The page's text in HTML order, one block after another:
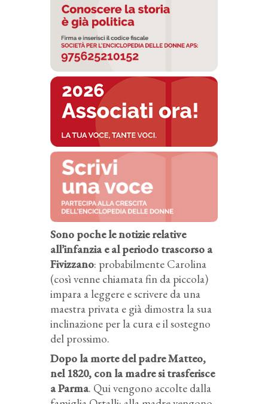
Sono poche le notizie relative
all’infanzia e al periodo trascorso a
Fivizzano: probabilmente Carolina
(così venne chiamata fin da piccola)
impara a leggere e scrivere da una
maestra privata e già dimostra la sua
inclinazione per la cura e il sostegno
del prossimo.
Dopo la morte del padre Matteo,
nel 1820, con la madre si trasferisce
a Parma. Qui vengono accolte dalla